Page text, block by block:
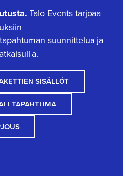
Talo Events tarjoaa
suunnittelua ja
SISÄLLÖT
TAPAHTUMA